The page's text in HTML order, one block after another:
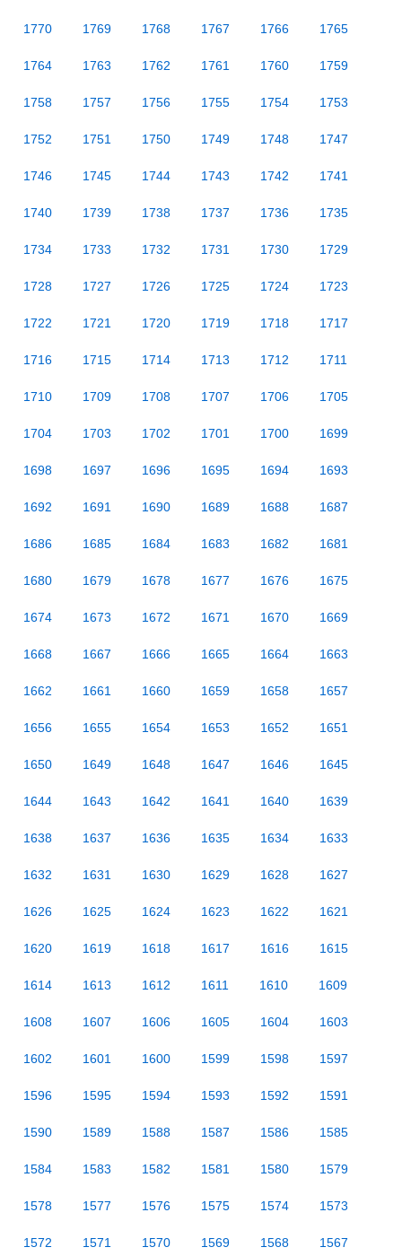
1770 1769 1768 1767 1766 1765
1764 1763 1762 1761 1760 1759
1758 1757 1756 1755 1754 1753
1752 1751 1750 1749 1748 1747
1746 1745 1744 1743 1742 1741
1740 1739 1738 1737 1736 1735
1734 1733 1732 1731 1730 1729
1728 1727 1726 1725 1724 1723
1722 1721 1720 1719 1718 1717
1716 1715 1714 1713 1712 1711
1710 1709 1708 1707 1706 1705
1704 1703 1702 1701 1700 1699
1698 1697 1696 1695 1694 1693
1692 1691 1690 1689 1688 1687
1686 1685 1684 1683 1682 1681
1680 1679 1678 1677 1676 1675
1674 1673 1672 1671 1670 1669
1668 1667 1666 1665 1664 1663
1662 1661 1660 1659 1658 1657
1656 1655 1654 1653 1652 1651
1650 1649 1648 1647 1646 1645
1644 1643 1642 1641 1640 1639
1638 1637 1636 1635 1634 1633
1632 1631 1630 1629 1628 1627
1626 1625 1624 1623 1622 1621
1620 1619 1618 1617 1616 1615
1614 1613 1612 1611 1610 1609
1608 1607 1606 1605 1604 1603
1602 1601 1600 1599 1598 1597
1596 1595 1594 1593 1592 1591
1590 1589 1588 1587 1586 1585
1584 1583 1582 1581 1580 1579
1578 1577 1576 1575 1574 1573
1572 1571 1570 1569 1568 1567